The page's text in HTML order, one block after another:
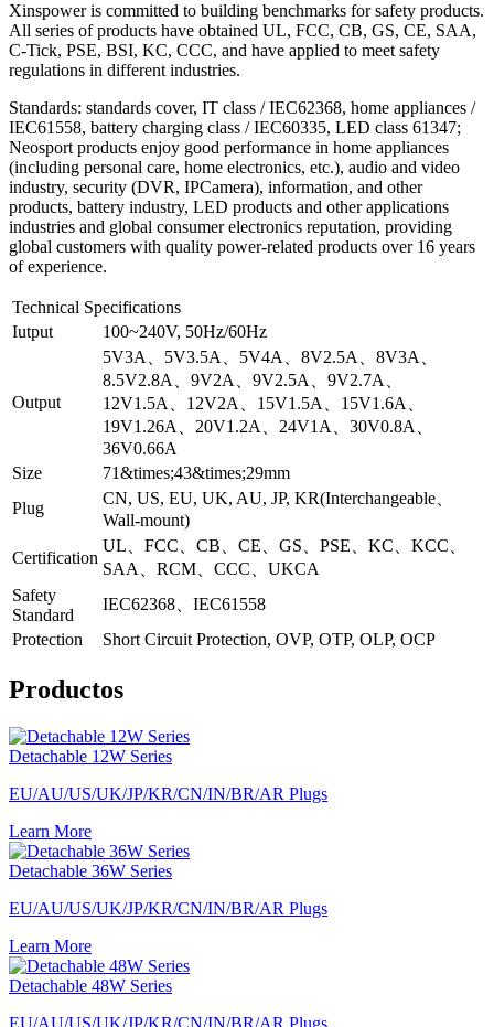
Xinspower is committed to building benchmarks for safety products.
All series of products have obtained UL, FCC, CB, GS, CE, SAA,
C-Tick, PSE, BSI, KC, CCC, and have applied to meet safety
regulations in different industries.
Standards: standards cover, IT class / IEC62368, home appliances /
IEC61558, battery charging class / IEC60335, LED class 61347;
Neosport products enjoy good performance in home appliances
(including personal care, home electronics, etc.), audio and video
industry, security (DVR, IPCamera), information, and other
products, battery industry, LED products and other applications
industries and global consumer electronics reputation, providing
global customers with quality power-related products over 16 years
of experience.
Technical Specifications
Iutput
100~240V, 50Hz/60Hz
Output
5V3A、5V3.5A、5V4A、8V2.5A、8V3A、
8.5V2.8A、9V2A、9V2.5A、9V2.7A、
12V1.5A、12V2A、15V1.5A、15V1.6A、
19V1.26A、20V1.2A、24V1A、30V0.8A、
36V0.66A
Size
71&times;43&times;29mm
Plug
CN, US, EU, UK, AU, JP, KR(Interchangeable、
Wall-mount)
Certification
UL、FCC、CB、CE、GS、PSE、KC、KCC、
SAA、RCM、CCC、UKCA
Safety
Standard
IEC62368、IEC61558
Protection
Short Circuit Protection, OVP, OTP, OLP, OCP
Productos
Detachable 12W Series
EU/AU/US/UK/JP/KR/CN/IN/BR/AR Plugs
Learn More
Detachable 36W Series
EU/AU/US/UK/JP/KR/CN/IN/BR/AR Plugs
Learn More
Detachable 48W Series
EU/AU/US/UK/JP/KR/CN/IN/BR/AR Plugs